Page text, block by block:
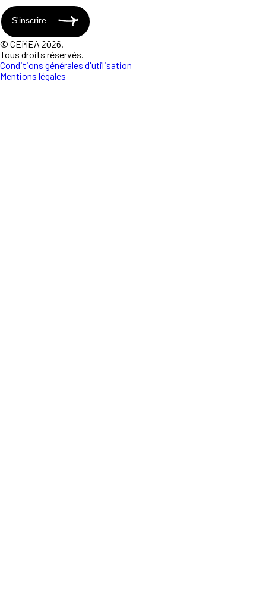
S'inscrire
© CEMEA 2026.
Tous droits réservés.
Conditions générales d'utilisation
Mentions légales